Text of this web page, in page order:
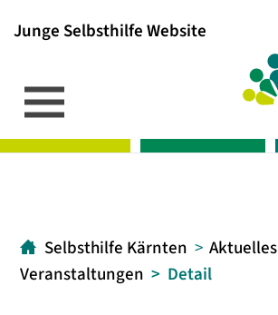
Junge Selbsthilfe Website
[1]
[2]
[3]
Selbsthilfe Kärnten
Aktuelles
Veranstaltungen
Detail